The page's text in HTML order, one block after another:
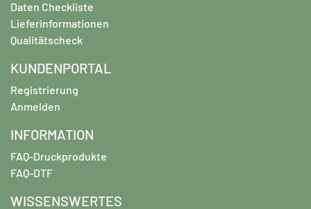
Daten Checkliste
Lieferinformationen
Qualitätscheck
KUNDENPORTAL
Registrierung
Anmelden
INFORMATION
FAQ-Druckprodukte
FAQ-DTF
WISSENSWERTES